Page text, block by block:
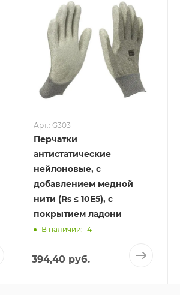
Арт.: G303
Перчатки
антистатические
нейлоновые, с
добавлением медной
нити (Rs ≤ 10Е5), с
покрытием ладони
В наличии: 14
394,40 руб.